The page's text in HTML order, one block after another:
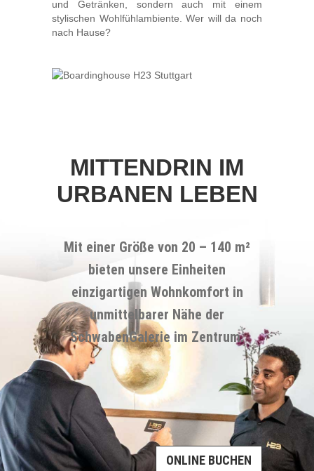
und Getränken, sondern auch mit einem
stylischen Wohlfühlambiente. Wer will da noch
nach Hause?
MITTENDRIN IM
URBANEN LEBEN
Mit einer Größe von 20 – 140 m²
bieten unsere Einheiten
einzigartigen Wohnkomfort in
unmittelbarer Nähe der
SchwabenGalerie im Zentrum.
ONLINE BUCHEN